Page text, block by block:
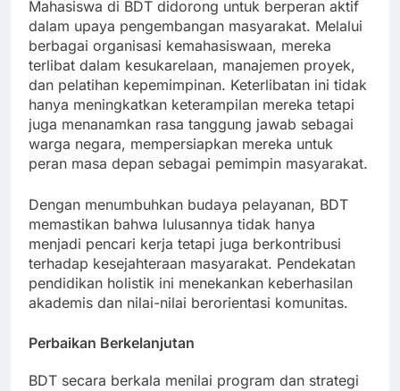
Mahasiswa di BDT didorong untuk berperan aktif
dalam upaya pengembangan masyarakat. Melalui
berbagai organisasi kemahasiswaan, mereka
terlibat dalam kesukarelaan, manajemen proyek,
dan pelatihan kepemimpinan. Keterlibatan ini tidak
hanya meningkatkan keterampilan mereka tetapi
juga menanamkan rasa tanggung jawab sebagai
warga negara, mempersiapkan mereka untuk
Dengan menumbuhkan budaya pelayanan, BDT
memastikan bahwa lulusannya tidak hanya
menjadi pencari kerja tetapi juga berkontribusi
terhadap kesejahteraan masyarakat. Pendekatan
pendidikan holistik ini menekankan keberhasilan